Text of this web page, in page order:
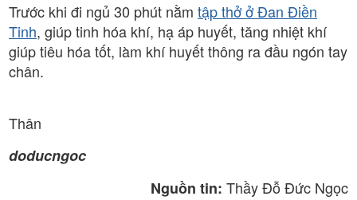
Trước khi đi ngủ 30 phút nằm tập thở ở Đan Điền
Tinh, giúp tinh hóa khí, hạ áp huyết, tăng nhiệt khí
giúp tiêu hóa tốt, làm khí huyết thông ra đầu ngón tay
chân.
Thân
doducngoc
Nguồn tin: Thầy Đỗ Đức Ngọc